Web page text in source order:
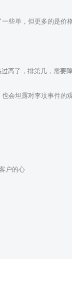
些单，但更多的是价
高了，排第几，需要
会坦露对李玟事件的
户的心